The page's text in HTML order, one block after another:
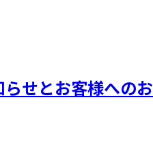
せとお客様への